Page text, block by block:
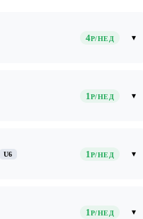
4Р/НЕД ▾
1Р/НЕД ▾
U6 1Р/НЕД ▾
1Р/НЕД ▾